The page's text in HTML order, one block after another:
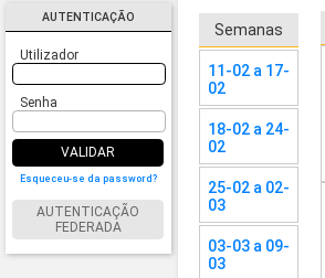
AUTENTICAÇÃO
Utilizador
Senha
VALIDAR
Esqueceu-se da password?
AUTENTICAÇÃO
FEDERADA
Semanas
11-02 a 17-
02
18-02 a 24-
02
25-02 a 02-
03
03-03 a 09-
03